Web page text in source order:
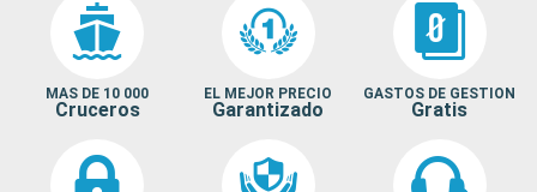
MAS DE 10 000
Cruceros
EL MEJOR PRECIO
Garantizado
GASTOS DE GESTION
Gratis